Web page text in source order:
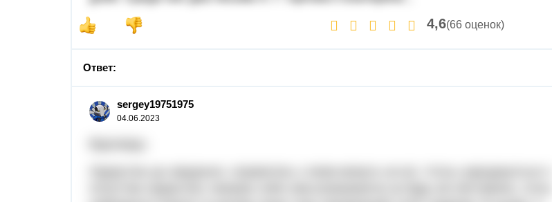
4,6(66 оценок)
Ответ:
sergey19751975
04.06.2023